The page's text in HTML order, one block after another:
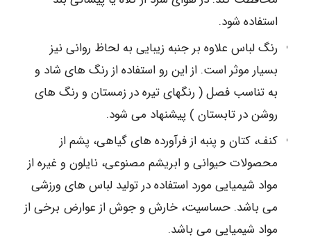
استفاده شود.
رنگ لباس علاوه بر جنبه زیبایی به لحاظ روانی نیز
بسیار موثر است. از این رو استفاده از رنگ های شاد و
به تناسب فصل ( رنگهای تیره در زمستان و رنگ های
روشن در تابستان ) پیشنهاد می شود.
کنف، کتان و پنبه از فرآورده های گیاهی، پشم از
محصولات حیوانی و ابریشم مصنوعی، نایلون و غیره از
مواد شیمیایی مورد استفاده در تولید لباس های ورزشی
می باشد. حساسیت، خارش و جوش از عوارض برخی از
مواد شیمیایی می باشد.